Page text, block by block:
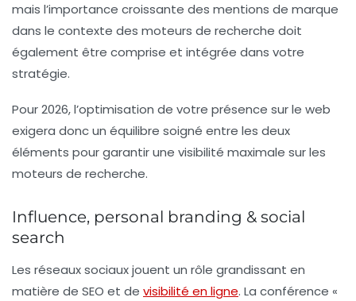
mais l’importance croissante des mentions de marque
dans le contexte des moteurs de recherche doit
également être comprise et intégrée dans votre
stratégie.
Pour 2026, l’optimisation de votre présence sur le web
exigera donc un équilibre soigné entre les deux
éléments pour garantir une visibilité maximale sur les
moteurs de recherche.
Influence, personal branding & social
search
Les réseaux sociaux jouent un rôle grandissant en
matière de SEO et de visibilité en ligne. La conférence «